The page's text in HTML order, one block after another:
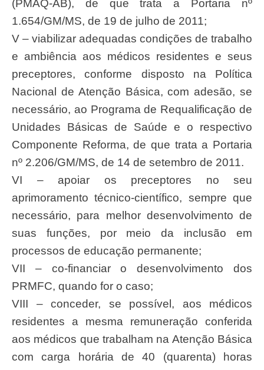
(PMAQ-AB), de que trata a Portaria nº
1.654/GM/MS, de 19 de julho de 2011;
V – viabilizar adequadas condições de trabalho
e ambiência aos médicos residentes e seus
preceptores, conforme disposto na Política
Nacional de Atenção Básica, com adesão, se
necessário, ao Programa de Requalificação de
Unidades Básicas de Saúde e o respectivo
Componente Reforma, de que trata a Portaria
nº 2.206/GM/MS, de 14 de setembro de 2011.
VI – apoiar os preceptores no seu
aprimoramento técnico-científico, sempre que
necessário, para melhor desenvolvimento de
suas funções, por meio da inclusão em
processos de educação permanente;
VII – co-financiar o desenvolvimento dos
PRMFC, quando for o caso;
VIII – conceder, se possível, aos médicos
residentes a mesma remuneração conferida
aos médicos que trabalham na Atenção Básica
com carga horária de 40 (quarenta) horas